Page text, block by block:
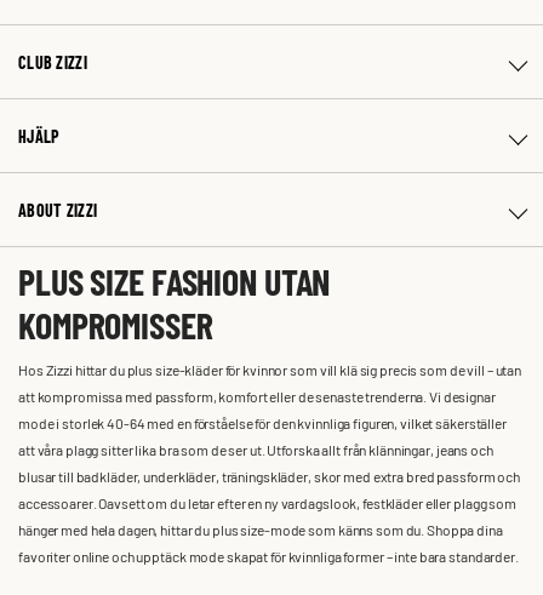
CLUB ZIZZI
HJÄLP
ABOUT ZIZZI
PLUS SIZE FASHION UTAN
KOMPROMISSER
Hos Zizzi hittar du plus size-kläder för kvinnor som vill klä sig precis som de vill – utan
att kompromissa med passform, komfort eller de senaste trenderna. Vi designar
mode i storlek 40-64 med en förståelse för den kvinnliga figuren, vilket säkerställer
att våra plagg sitter lika bra som de ser ut. Utforska allt från klänningar, jeans och
blusar till badkläder, underkläder, träningskläder, skor med extra bred passform och
accessoarer. Oavsett om du letar efter en ny vardagslook, festkläder eller plagg som
hänger med hela dagen, hittar du plus size-mode som känns som du. Shoppa dina
favoriter online och upptäck mode skapat för kvinnliga former – inte bara standarder.